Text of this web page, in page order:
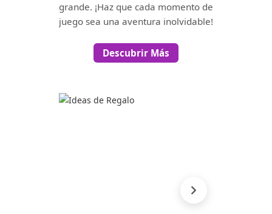
grande. ¡Haz que cada momento de
juego sea una aventura inolvidable!
Descubrir Más